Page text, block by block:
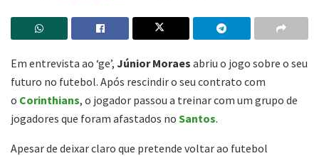
Em entrevista ao ‘ge’, Júnior Moraes abriu o jogo sobre o seu
futuro no futebol. Após rescindir o seu contrato com
o Corinthians, o jogador passou a treinar com um grupo de
jogadores que foram afastados no Santos.
Apesar de deixar claro que pretende voltar ao futebol